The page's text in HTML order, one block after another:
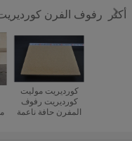
أكثر رفوف الفرن
كورديريت موليت
كورديريت رفوف
المفرن حافة ناعمة